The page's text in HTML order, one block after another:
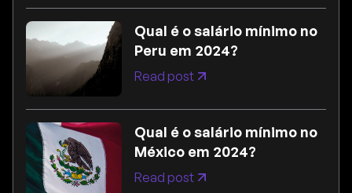
Qual é o salário mínimo no
Peru em 2024?
Read post
Qual é o salário mínimo no
México em 2024?
Read post